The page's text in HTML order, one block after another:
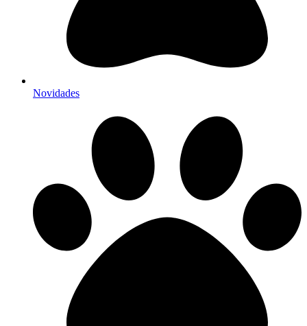
Novidades